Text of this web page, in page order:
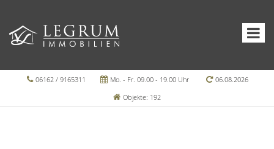
06162 / 9165311 Mo. - Fr. 09.00 - 19.00 Uhr
06.08.2026
Objekte: 192